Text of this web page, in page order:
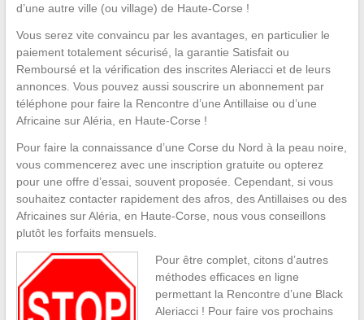
d’une autre ville (ou village) de Haute-Corse !
Vous serez vite convaincu par les avantages, en particulier le
paiement totalement sécurisé, la garantie Satisfait ou
Remboursé et la vérification des inscrites Aleriacci et de leurs
annonces. Vous pouvez aussi souscrire un abonnement par
téléphone pour faire la Rencontre d’une Antillaise ou d’une
Africaine sur Aléria, en Haute-Corse !
Pour faire la connaissance d’une Corse du Nord à la peau noire,
vous commencerez avec une inscription gratuite ou opterez
pour une offre d’essai, souvent proposée. Cependant, si vous
souhaitez contacter rapidement des afros, des Antillaises ou des
Africaines sur Aléria, en Haute-Corse, nous vous conseillons
plutôt les forfaits mensuels.
Pour être complet, citons d’autres
méthodes efficaces en ligne
permettant la Rencontre d’une Black
Aleriacci ! Pour faire vos prochains